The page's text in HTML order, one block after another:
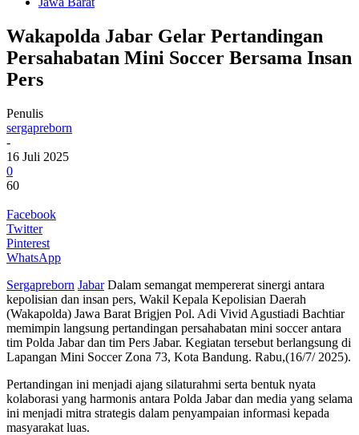
Wakapolda Jabar Gelar Pertandingan
Persahabatan Mini Soccer Bersama Insan
Pers
Penulis
sergapreborn
-
16 Juli 2025
0
60
Facebook
Twitter
Pinterest
WhatsApp
Sergapreborn JabarDalam semangat mempererat sinergi antara
kepolisian dan insan pers, Wakil Kepala Kepolisian Daerah
(Wakapolda) Jawa Barat Brigjen Pol. Adi Vivid Agustiadi Bachtiar
memimpin langsung pertandingan persahabatan mini soccer antara
tim Polda Jabar dan tim Pers Jabar. Kegiatan tersebut berlangsung di
Lapangan Mini Soccer Zona 73, Kota Bandung. Rabu,(16/7/ 2025).
Pertandingan ini menjadi ajang silaturahmi serta bentuk nyata
kolaborasi yang harmonis antara Polda Jabar dan media yang selama
ini menjadi mitra strategis dalam penyampaian informasi kepada
masyarakat luas.